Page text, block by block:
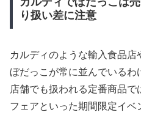
り扱い差に注意
カルディのような輸入食品店
ぼだっこが常に並んでいる
店舗でも扱われる定番商品
フェアといった期間限定イ